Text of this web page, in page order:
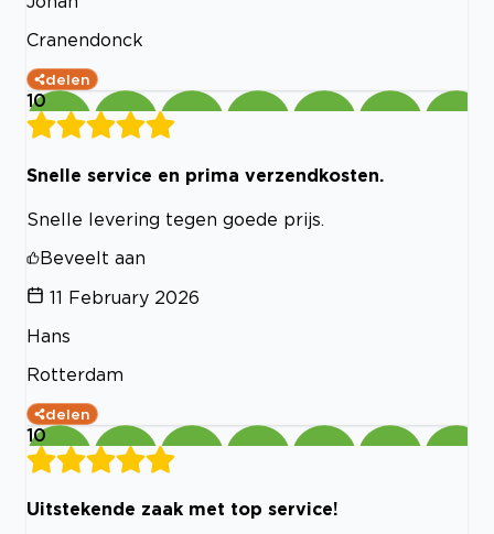
Cranendonck
delen
10
Snelle service en prima verzendkosten.
Snelle levering tegen goede prijs.
Beveelt aan
11 February 2026
Hans
Rotterdam
delen
10
Uitstekende zaak met top service!